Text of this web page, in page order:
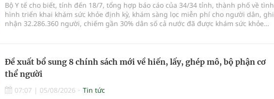
Bộ Y tế cho biết, tính đến 18/7, tổng hợp báo cáo của 34/34 tỉnh, thành phố về tình
hình triển khai khám sức khỏe định kỳ, khám sàng lọc miễn phí cho người dân, ghi
nhận 32.286.360 người, chiếm gần 30% dân số cả nước đã được khám sức khỏe
Đề xuất bổ sung 8 chính sách mới về hiến, lấy, ghép mô, bộ phận cơ
thể người
07:07 | 05/08/2026
Tin tức